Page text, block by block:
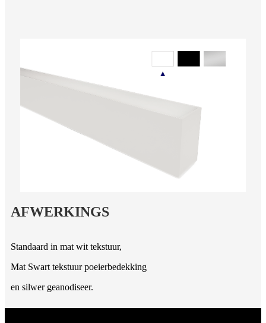
AFWERKINGS
Standaard in mat wit tekstuur,
Mat Swart tekstuur poeierbedekking
en silwer geanodiseer.